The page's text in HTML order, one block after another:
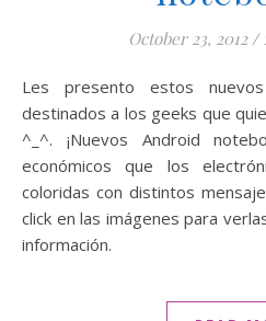
October 23, 2012 /
Les presento estos nuevos diseños de mi tienda
destinados a los geeks que
^_^. ¡Nuevos Android
económicos que los
coloridas con distintos
click en las imágenes para
información.